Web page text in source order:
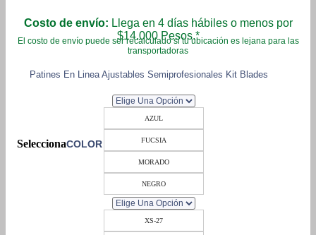
Costo de envío: Llega en 4 días hábiles o menos por
$14.000 Pesos.*
El costo de envío puede ser recalculado si tu ubicación es lejana para las
transportadoras
Patines En Linea Ajustables Semiprofesionales Kit Blades
COLOR
AZUL
FUCSIA
MORADO
NEGRO
XS-27